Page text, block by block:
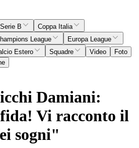
Serie B
Coppa Italia
League
Europa League
Estero Squadre Video
Foto
Damiani:
Vi racconto il
sogni"